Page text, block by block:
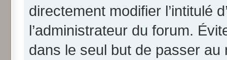
directement modifier l’intitulé
l’administrateur du forum.
dans le seul but de passer